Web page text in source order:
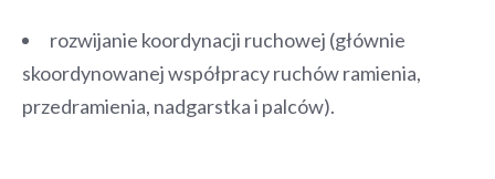
rozwijanie koordynacji ruchowej (głównie
skoordynowanej współpracy ruchów ramienia,
przedramienia, nadgarstka i palców).